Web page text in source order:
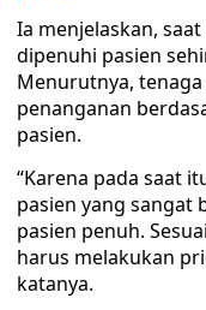
Ia menjelaskan,
dipenuhi pasien
Menurutnya,
penanganan
pasien.
“Karena pada saat
pasien yang sangat
pasien penuh.
harus melakukan
katanya.